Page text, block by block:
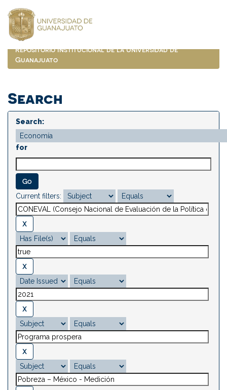
navigation
Repositorio Institucional de la Universidad de
Guanajuato
Search
Search:
for
Current filters: